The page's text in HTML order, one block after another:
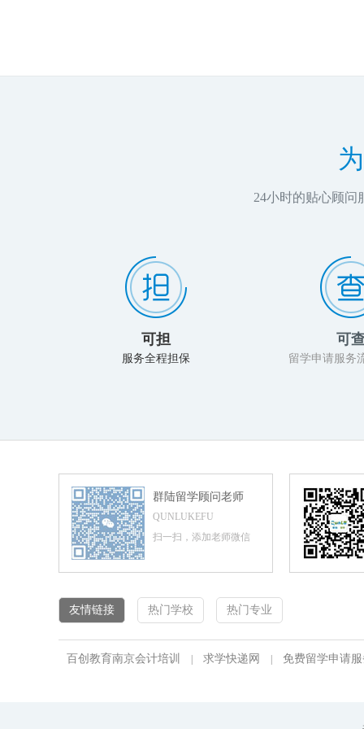
24小时的贴心顾问
可担
服务全程担保
可
留学申请服务
群陆留学顾问老师
QUNLUKEFU
扫一扫，添加老师微信
友情链接 热门学校 热门专业
百创教育南京会计培训 求学快递网 免费留学申请